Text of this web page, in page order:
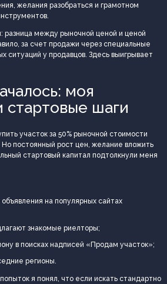
желания разобраться и грамотном
разница между рыночной ценой и ценой
за счет продажи через специальные
ситуаций у продавцов. Здесь выигрывает
моя
стартовые шаги
участок за 50% рыночной стоимости
Но постоянный рост цен, желание вложить
стартовый капитал подтолкнули меня
на популярных сайтах
знакомые риелторы;
в поисках надписей «Продам участок»;
регионы.
я понял, что если искать стандартно